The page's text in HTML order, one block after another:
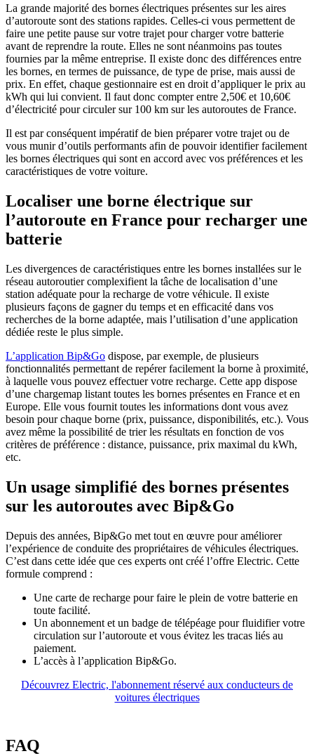
La grande majorité des bornes électriques présentes sur les aires
d’autoroute sont des stations rapides. Celles-ci vous permettent de
faire une petite pause sur votre trajet pour charger votre batterie
avant de reprendre la route. Elles ne sont néanmoins pas toutes
fournies par la même entreprise. Il existe donc des différences entre
les bornes, en termes de puissance, de type de prise, mais aussi de
prix. En effet, chaque gestionnaire est en droit d’appliquer le prix au
kWh qui lui convient. Il faut donc compter entre 2,50€ et 10,60€
d’électricité pour circuler sur 100 km sur les autoroutes de France.
Il est par conséquent impératif de bien préparer votre trajet ou de
vous munir d’outils performants afin de pouvoir identifier facilement
les bornes électriques qui sont en accord avec vos préférences et les
caractéristiques de votre voiture.
Localiser une borne électrique sur
l’autoroute en France pour recharger une
batterie
Les divergences de caractéristiques entre les bornes installées sur le
réseau autoroutier complexifient la tâche de localisation d’une
station adéquate pour la recharge de votre véhicule. Il existe
plusieurs façons de gagner du temps et en efficacité dans vos
recherches de la borne adaptée, mais l’utilisation d’une application
dédiée reste le plus simple.
L’application Bip&Go dispose, par exemple, de plusieurs
fonctionnalités permettant de repérer facilement la borne à proximité,
à laquelle vous pouvez effectuer votre recharge. Cette app dispose
d’une chargemap listant toutes les bornes présentes en France et en
Europe. Elle vous fournit toutes les informations dont vous avez
besoin pour chaque borne (prix, puissance, disponibilités, etc.). Vous
avez même la possibilité de trier les résultats en fonction de vos
critères de préférence : distance, puissance, prix maximal du kWh,
etc.
Un usage simplifié des bornes présentes
sur les autoroutes avec Bip&Go
Depuis des années, Bip&Go met tout en œuvre pour améliorer
l’expérience de conduite des propriétaires de véhicules électriques.
C’est dans cette idée que ces experts ont créé l’offre Electric. Cette
formule comprend :
Une carte de recharge pour faire le plein de votre batterie en
toute facilité.
Un abonnement et un badge de télépéage pour fluidifier votre
circulation sur l’autoroute et vous évitez les tracas liés au
paiement.
L’accès à l’application Bip&Go.
Découvrez Electric, l'abonnement réservé aux conducteurs de
voitures électriques
FAQ